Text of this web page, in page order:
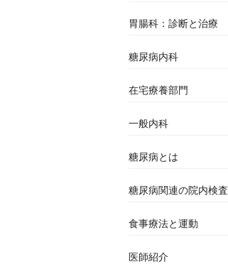
胃腸科：診断と治療
糖尿病内科
在宅療養部門
一般内科
糖尿病とは
糖尿病関連の院内検査
食事療法と運動
医師紹介